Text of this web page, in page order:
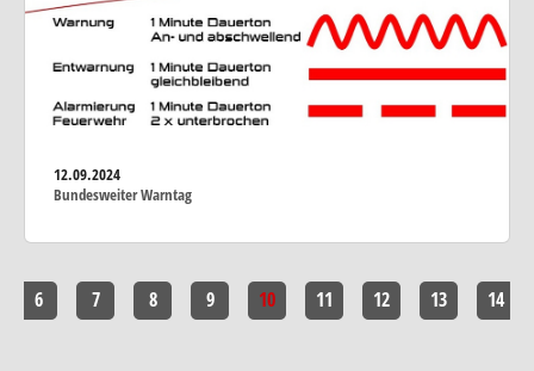
12.09.2024
Bundesweiter Warntag
6 7 8 9 10 11 12 13 14